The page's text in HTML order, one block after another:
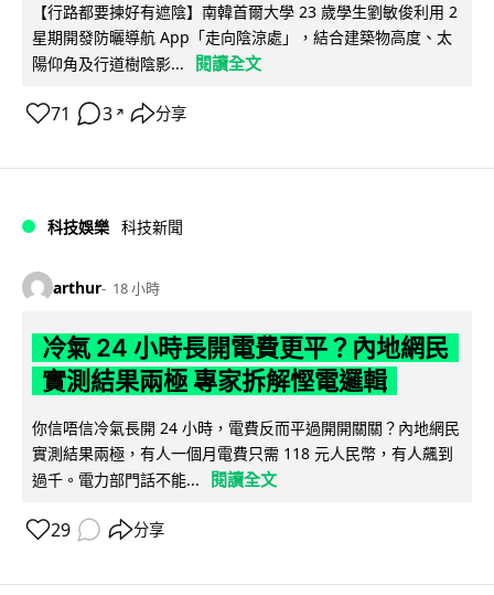
【行路都要揀好有遮陰】南韓首爾大學 23 歲學生劉敏俊利用 2
星期開發防曬導航 App「走向陰涼處」，結合建築物高度、太
陽仰角及行道樹陰影...
閱讀全文
71 3 ↗ 分享
科技娛樂 科技新聞
arthur 18 小時
冷氣 24 小時長開電費更平？內地網民
實測結果兩極 專家拆解慳電邏輯
你信唔信冷氣長開 24 小時，電費反而平過開開關關？內地網民
實測結果兩極，有人一個月電費只需 118 元人民幣，有人飆到
過千。電力部門話不能...
閱讀全文
29 分享